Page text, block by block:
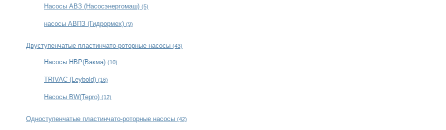
Насосы АВЗ (Насосэнергомаш) (5)
насосы АВПЗ (Гидрормех) (9)
Двуступенчатые пластинчато-роторные насосы (43)
Насосы НВР(Вакма) (10)
TRIVAC (Leybold) (16)
Насосы BW(Tepro) (12)
Одноступенчатые пластинчато-роторные насосы (42)